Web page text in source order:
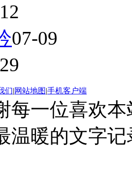
07-09
们|网站地图|手机客户端
每一位喜欢
温暖的文字